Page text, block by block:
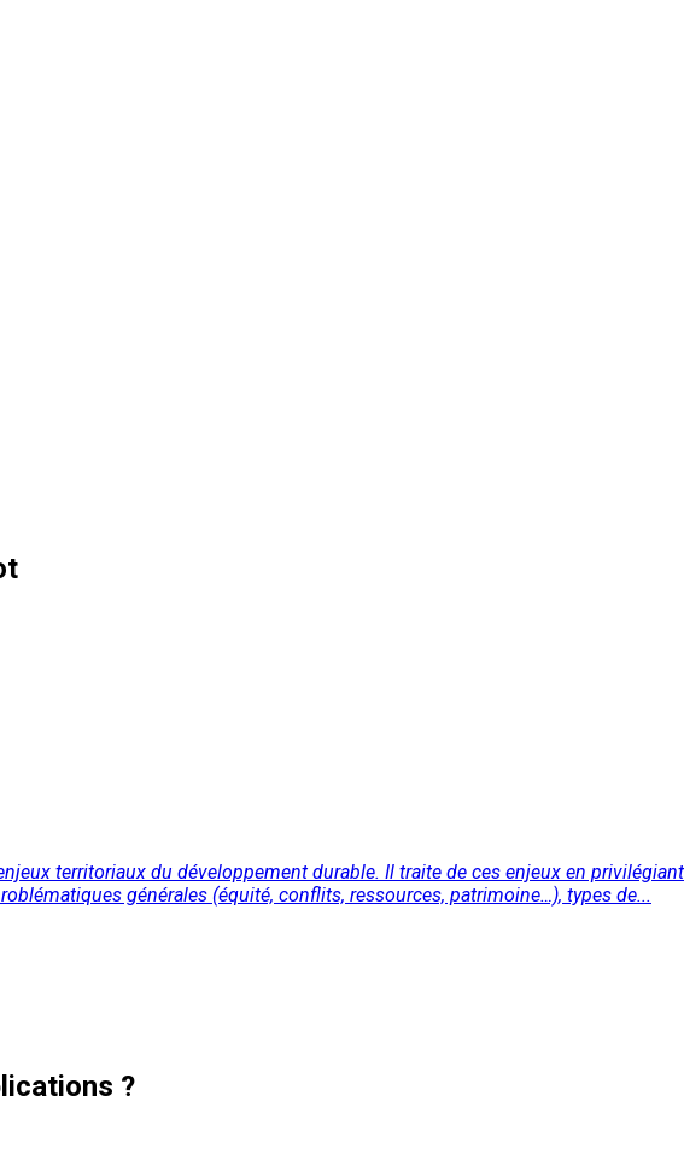
territoriaux du développement durable. Il traite de ces enjeux en
générales (équité, conflits, ressources, patrimoine…), types de...
?